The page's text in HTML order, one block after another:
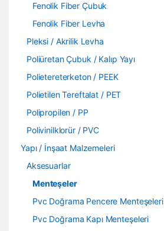
Fenolik Fiber Çubuk
Fenolik Fiber Levha
Pleksi / Akrilik Levha
Poliüretan Çubuk / Kalıp Yayı
Polietereterketon / PEEK
Polietilen Tereftalat / PET
Polipropilen / PP
Polivinilklorür / PVC
Yapı / İnşaat Malzemeleri
Aksesuarlar
Menteşeler
Pvc Doğrama Pencere Menteşeleri
Pvc Doğrama Kapı Menteşeleri